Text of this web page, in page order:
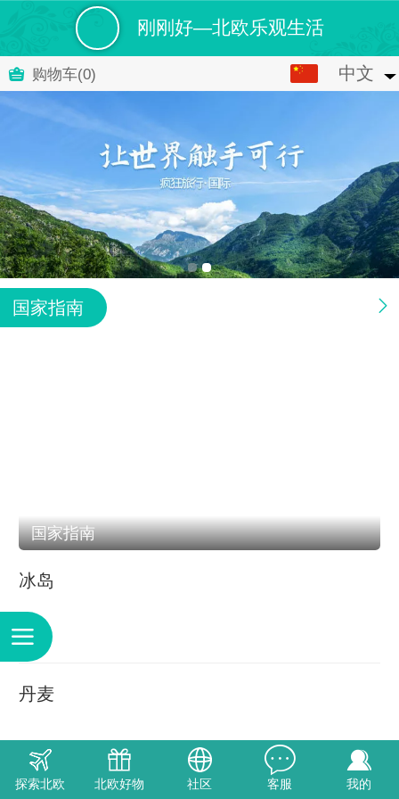
刚刚好—北欧乐观生活
购物车(0) 中文
中文
国家指南
国家指南
冰岛
丹麦
探索北欧 北欧好物 社区 客服 我的